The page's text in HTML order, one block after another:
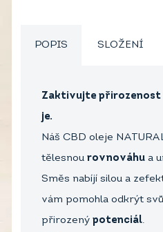
POPIS SLOŽENÍ
Zaktivujte přirozenost
je.
Náš CBD oleje
tělesnou rovnováhu a
Směs nabíjí silou a
vám pomohla odkrýt
přirozený potenciál.